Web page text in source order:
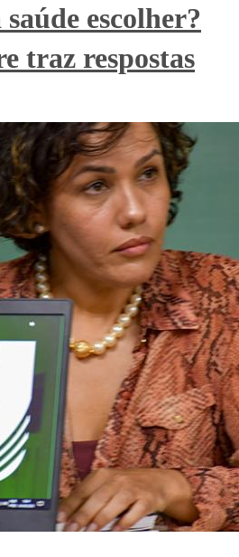
escolher?
traz respostas